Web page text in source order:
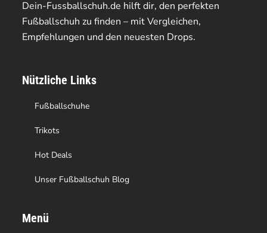
Dein-Fussballschuh.de hilft dir, den perfekten
Fußballschuh zu finden – mit Vergleichen,
Empfehlungen und den neuesten Drops.
Nützliche Links
Fußballschuhe
Trikots
Hot Deals
Unser Fußballschuh Blog
Menü